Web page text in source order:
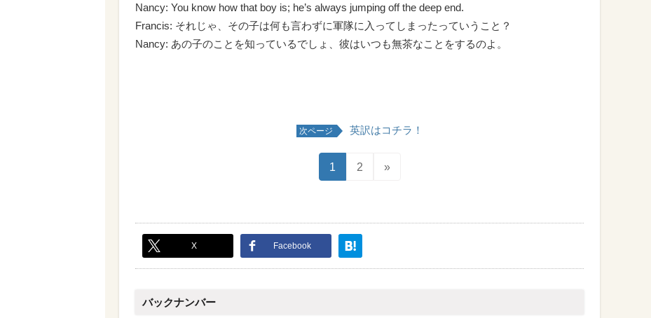
Nancy: You know how that boy is; he’s always jumping off the deep end.
Francis: それじゃ、その子は何も言わずに軍隊に入ってしまったっていうこと？
Nancy: あの子のことを知っているでしょ、彼はいつも無茶なことをするのよ。
次ページ 英訳はコチラ！
1 2 »
X Facebook
バックナンバー